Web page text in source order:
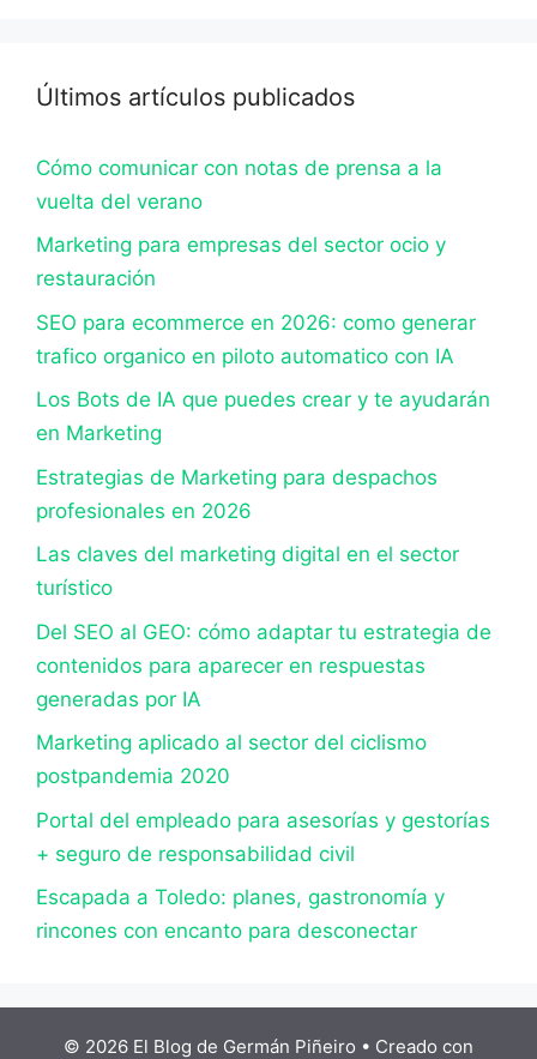
Últimos artículos publicados
Cómo comunicar con notas de prensa a la
vuelta del verano
Marketing para empresas del sector ocio y
restauración
SEO para ecommerce en 2026: como generar
trafico organico en piloto automatico con IA
Los Bots de IA que puedes crear y te ayudarán
en Marketing
Estrategias de Marketing para despachos
profesionales en 2026
Las claves del marketing digital en el sector
turístico
Del SEO al GEO: cómo adaptar tu estrategia de
contenidos para aparecer en respuestas
generadas por IA
Marketing aplicado al sector del ciclismo
postpandemia 2020
Portal del empleado para asesorías y gestorías
+ seguro de responsabilidad civil
Escapada a Toledo: planes, gastronomía y
rincones con encanto para desconectar
© 2026 El Blog de Germán Piñeiro • Creado con